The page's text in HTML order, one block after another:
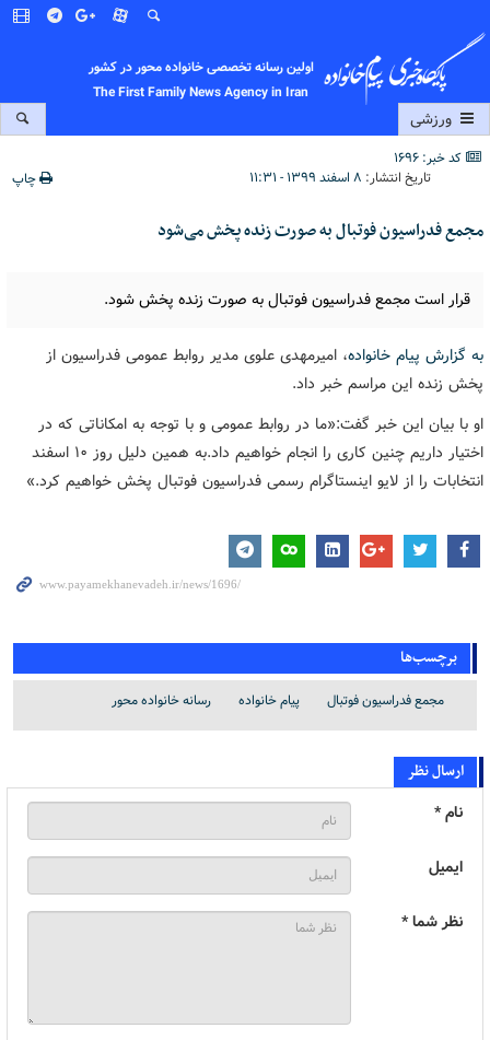
اولین رسانه تخصصی خانواده محور در کشور
The First Family News Agency in Iran
ورزشی
کد خبر: 1696
تاریخ انتشار: ۸ اسفند ۱۳۹۹ - ۱۱:۳۱ چاپ
مجمع فدراسیون فوتبال به صورت زنده پخش می‌شود
قرار است مجمع فدراسیون فوتبال به صورت زنده پخش شود.
به گزارش پیام خانواده، امیرمهدی علوی مدیر روابط عمومی فدراسیون از
پخش زنده این مراسم خبر داد.
او با بیان این خبر گفت:«ما در روابط عمومی و با توجه به امکاناتی که در
اختیار داریم چنین کاری را انجام خواهیم داد.به همین دلیل روز 10 اسفند
انتخابات را از لایو اینستاگرام رسمی فدراسیون فوتبال پخش خواهیم کرد.»
برچسب‌ها
مجمع فدراسیون فوتبال پیام خانواده رسانه خانواده محور
ارسال نظر
نام *
ایمیل
نظر شما *